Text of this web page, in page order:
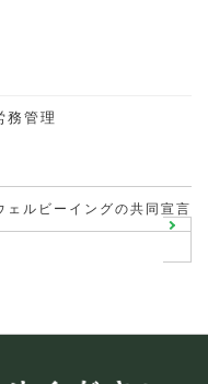
務管理
ェルビーイングの共同宣言